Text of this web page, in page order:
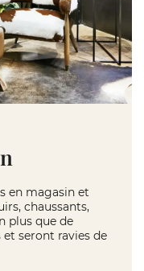
en magasin et
chaussants,
plus que de
seront ravies de